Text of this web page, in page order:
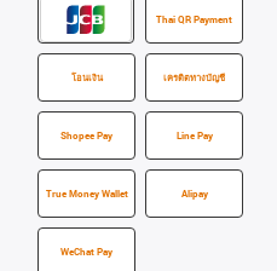
Thai QR Payment
โอนเงิน เครดิตทางบัญชี
Shopee Pay Line Pay
True Money Wallet Alipay
WeChat Pay